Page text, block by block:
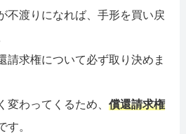
不渡りになれば、手形を買い戻
請求権について必ず取り決めま
変わってくるため、 償還請求権
す。